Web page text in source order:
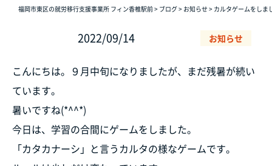
福岡市東区の就労移行支援事業所 フィン香椎駅前> ブログ> お知らせ> カルタゲームをしま
2022/09/14 お知らせ
こんにちは。９月中旬になりましたが、まだ残暑が続い
ています。
暑いですね(*^^*)
今日は、学習の合間にゲームをしました。
「カタカナーシ」と言うカルタの様なゲームです。